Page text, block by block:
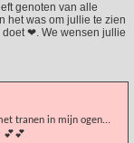
genoten van alle
het was om jullie te zien
doet ❤. We wensen jullie
tranen in mijn ogen...
💕💕